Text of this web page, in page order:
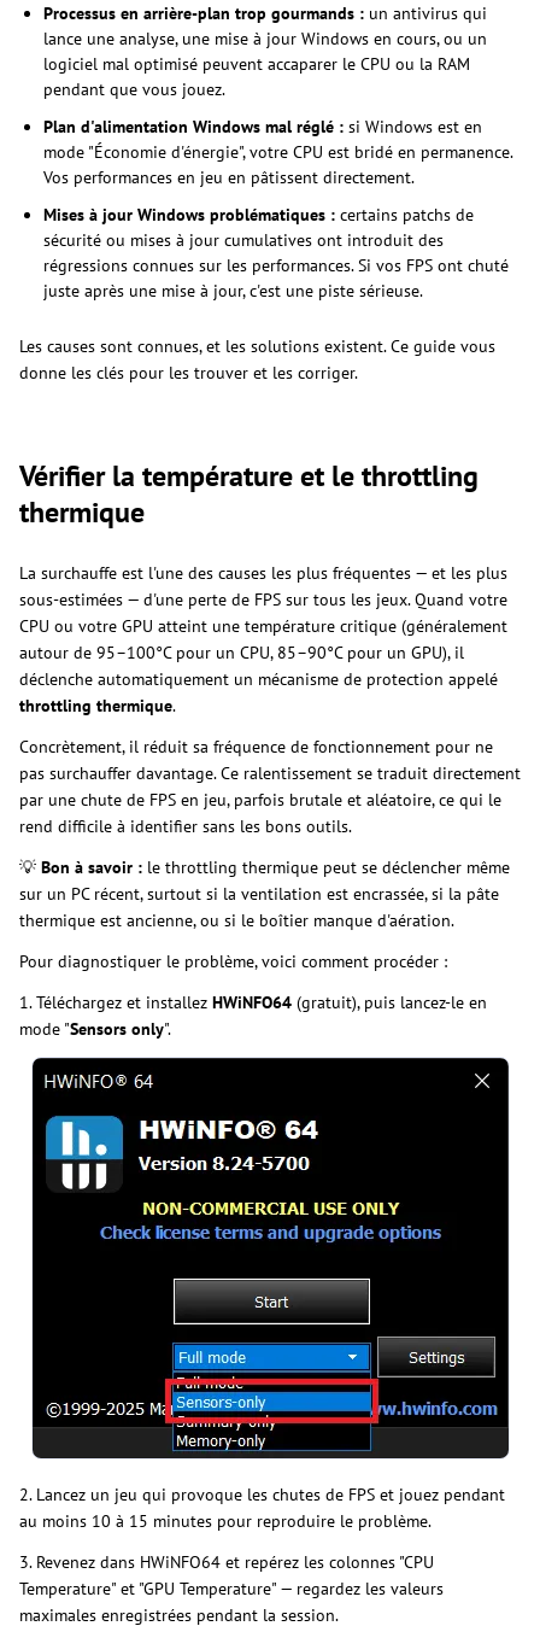
Processus en arrière-plan trop gourmands : un antivirus qui
lance une analyse, une mise à jour Windows en cours, ou un
logiciel mal optimisé peuvent accaparer le CPU ou la RAM
pendant que vous jouez.
Plan d'alimentation Windows mal réglé : si Windows est en
mode "Économie d'énergie", votre CPU est bridé en permanence.
Vos performances en jeu en pâtissent directement.
Mises à jour Windows problématiques : certains patchs de
sécurité ou mises à jour cumulatives ont introduit des
régressions connues sur les performances. Si vos FPS ont chuté
juste après une mise à jour, c'est une piste sérieuse.
Les causes sont connues, et les solutions existent. Ce guide vous
donne les clés pour les trouver et les corriger.
Vérifier la température et le throttling
thermique
La surchauffe est l'une des causes les plus fréquentes — et les plus
sous-estimées — d'une perte de FPS sur tous les jeux. Quand votre
CPU ou votre GPU atteint une température critique (généralement
autour de 95–100°C pour un CPU, 85–90°C pour un GPU), il
déclenche automatiquement un mécanisme de protection appelé
throttling thermique.
Concrètement, il réduit sa fréquence de fonctionnement pour ne
pas surchauffer davantage. Ce ralentissement se traduit directement
par une chute de FPS en jeu, parfois brutale et aléatoire, ce qui le
rend difficile à identifier sans les bons outils.
💡 Bon à savoir : le throttling thermique peut se déclencher même
sur un PC récent, surtout si la ventilation est encrassée, si la pâte
thermique est ancienne, ou si le boîtier manque d'aération.
Pour diagnostiquer le problème, voici comment procéder :
1. Téléchargez et installez HWiNFO64 (gratuit), puis lancez-le en
mode "Sensors only".
2. Lancez un jeu qui provoque les chutes de FPS et jouez pendant
au moins 10 à 15 minutes pour reproduire le problème.
3. Revenez dans HWiNFO64 et repérez les colonnes "CPU
Temperature" et "GPU Temperature" — regardez les valeurs
maximales enregistrées pendant la session.